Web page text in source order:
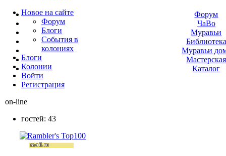
Новое на сайте
Форум
Блоги
События в
колониях
Блоги
Колонии
Войти
Peгиcтpaция
on-line
гостей: 43
Форум
ЧаВо
Муравьи
Библиотека
Муравьи
Мастерская
Каталог